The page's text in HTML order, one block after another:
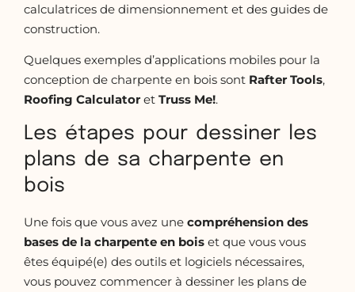
calculatrices de dimensionnement et des guides de
construction.
Quelques exemples d’applications mobiles pour la
conception de charpente en bois sont Rafter Tools,
Roofing Calculator et Truss Me!.
Les étapes pour dessiner les
plans de sa charpente en
bois
Une fois que vous avez une compréhension des
bases de la charpente en bois et que vous vous
êtes équipé(e) des outils et logiciels nécessaires,
vous pouvez commencer à dessiner les plans de